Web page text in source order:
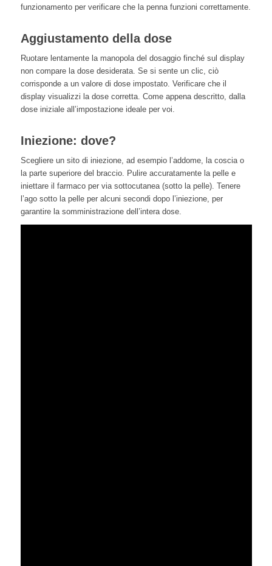
funzionamento per verificare che la penna funzioni correttamente.
Aggiustamento della dose
Ruotare lentamente la manopola del dosaggio finché sul display
non compare la dose desiderata. Se si sente un clic, ciò
corrisponde a un valore di dose impostato. Verificare che il
display visualizzi la dose corretta. Come appena descritto, dalla
dose iniziale all’impostazione ideale per voi.
Iniezione: dove?
Scegliere un sito di iniezione, ad esempio l’addome, la coscia o
la parte superiore del braccio. Pulire accuratamente la pelle e
iniettare il farmaco per via sottocutanea (sotto la pelle). Tenere
l’ago sotto la pelle per alcuni secondi dopo l’iniezione, per
garantire la somministrazione dell’intera dose.